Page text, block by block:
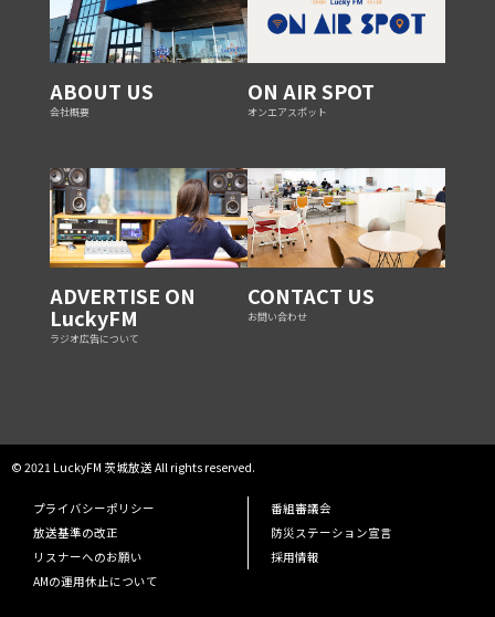
ABOUT US
会社概要
ON AIR SPOT
オンエアスポット
ADVERTISE ON
LuckyFM
ラジオ広告について
CONTACT US
お問い合わせ
© 2021 LuckyFM 茨城放送 All rights reserved.
プライバシーポリシー
番組審議会
放送基準の改正
防災ステーション宣言
リスナーへのお願い
採用情報
AMの運用休止について